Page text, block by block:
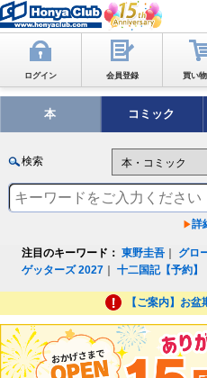
ログイン 会員登録 買い
本 コミック
検索
詳
注目のキーワード： 東野圭吾 グロ
ゲッターズ 2027 ｜十二国記【予約】
【ご案内】お